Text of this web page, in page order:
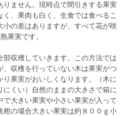
りません。現時点で間引きする果実
、果肉も白く、生食では食べるこ
小の差はありますが、すべて花が咲
果実です。
収穫していきます。この方法では
、収穫を行っていない木は果実がつ
果実がおいしくなります。（木に
くい）自然のままの大きさで箱に
大きい果実や小さい果実が入って
柑の場合大きい果実は約８００ｇ小